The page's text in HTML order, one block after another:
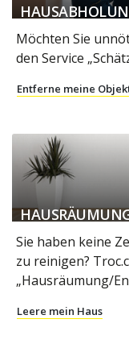
Möchten Sie
den Service
Entferne meine
Sie haben keine
zu reinigen?
„Hausräumung/
Leere mein Haus